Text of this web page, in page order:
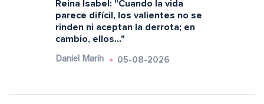
Reina Isabel: "Cuando la vida
parece difícil, los valientes no se
rinden ni aceptan la derrota; en
cambio, ellos..."
Daniel Marín 05-08-2026